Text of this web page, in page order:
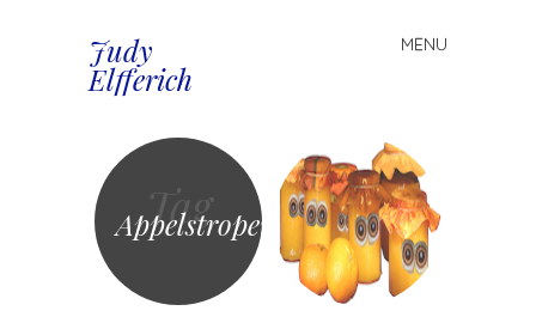
Judy
Elfferich
MENU
Spring
naar
Tag
Appelstroper